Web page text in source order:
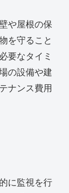
や屋根の保
を守ること
要なタイミ
の設備や建
ナンス費用
に監視を行